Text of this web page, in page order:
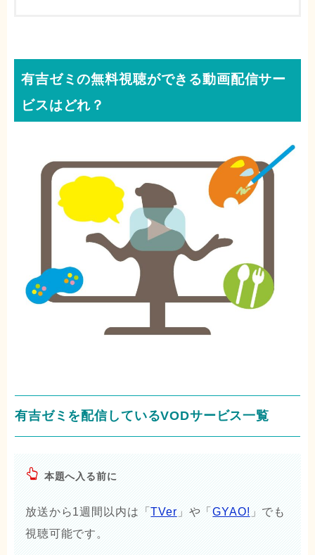
有吉ゼミの無料視聴ができる動画配信サー
ビスはどれ？
有吉ゼミを配信しているVODサービス一覧
本題へ入る前に
放送から1週間以内は「TVer 」や「GYAO! 」でも
視聴可能です。